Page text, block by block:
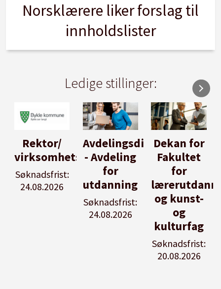
Norsklærere liker forslag til
innholdslister
Ledige stillinger:
Rektor/
virksomhetsleiar
Søknadsfrist:
24.08.2026
Avdelingsdirektør
- Avdeling
for
utdanning
Søknadsfrist:
24.08.2026
Dekan for
Fakultet
for
og kunst-
og
kulturfag
Søknadsfrist:
20.08.2026